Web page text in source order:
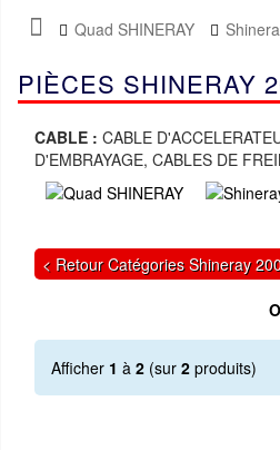
Quad SHINERAY
PIÈCES SHINERAY
CABLE : CABLE
D'EMBRAYAGE, CABLES DE
< Retour Catégories Shineray
Afficher 1 à 2 (sur 2 produits)